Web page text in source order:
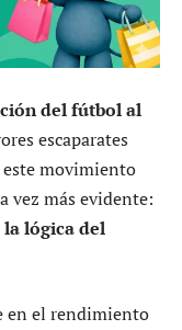
del fútbol al
escaparates
movimiento
vez más evidente:
lógica del
en el rendimiento